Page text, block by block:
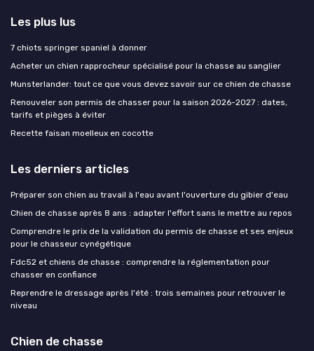
Les plus lus
7 chiots springer spaniel à donner
Acheter un chien rapprocheur spécialisé pour la chasse au sanglier
Munsterlander: tout ce que vous devez savoir sur ce chien de chasse
Renouveler son permis de chasser pour la saison 2026-2027 : dates,
tarifs et pièges à éviter
Recette faisan moelleux en cocotte
Les derniers articles
Préparer son chien au travail à l'eau avant l'ouverture du gibier d'eau
Chien de chasse après 8 ans : adapter l'effort sans le mettre au repos
Comprendre le prix de la validation du permis de chasse et ses enjeux
pour le chasseur cynégétique
Fdc52 et chiens de chasse : comprendre la réglementation pour
chasser en confiance
Reprendre le dressage après l'été : trois semaines pour retrouver le
niveau
Chien de chasse